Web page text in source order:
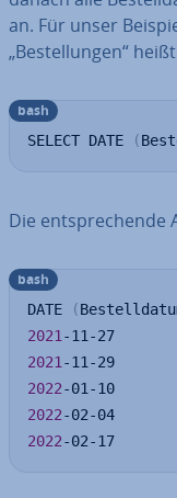
an. Für unser
„Be­stel­lun­gen“
SELECT DATE (
bash
Die ent­spre­chen­de
DATE (
2021
2021
2022
2022
2022-02-17
bash